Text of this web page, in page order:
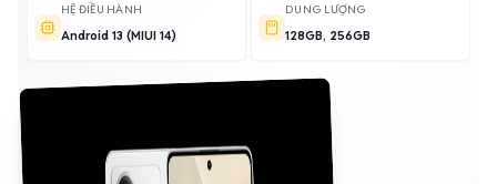
HỆ ĐIỀU HÀNH
Android 13 (MIUI 14)
DUNG LƯỢNG
128GB, 256GB